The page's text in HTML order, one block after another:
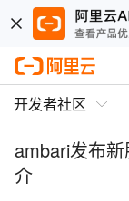
开发者社区
ambari发布
介